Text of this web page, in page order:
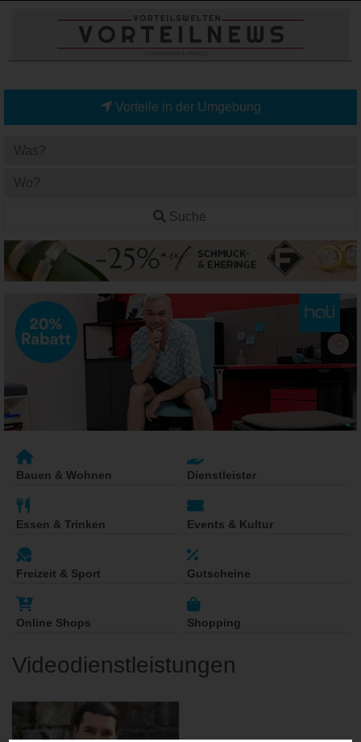
Vorteile in der Umgebung
Suche
Bauen & Wohnen Dienstleister
Essen & Trinken Events & Kultur
Freizeit & Sport Gutscheine
Online Shops Shopping
Videodienstleistungen